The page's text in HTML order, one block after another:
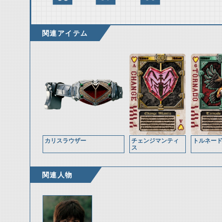
関連アイテム
カリスラウザー
チェンジマンティ
ス
トルネー
関連人物